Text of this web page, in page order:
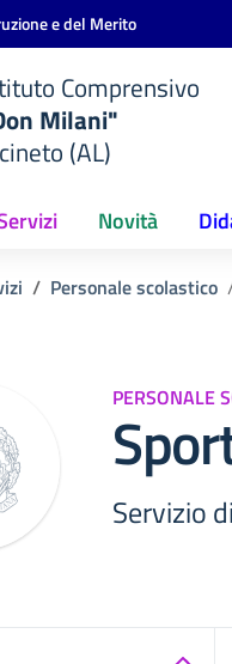
e del Merito
Comprensivo
Milani"
(AL)
Novità
Personale scolastico
PERSONALE
Servizio